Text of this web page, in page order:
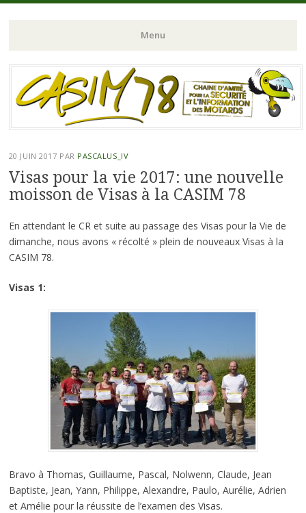
Menu
Aller
au
contenu
20 JUIN 2017 PAR PASCALUS_IV
Visas pour la vie 2017: une nouvelle
moisson de Visas à la CASIM 78
En attendant le CR et suite au passage des Visas pour la Vie de
dimanche, nous avons « récolté » plein de nouveaux Visas à la
CASIM 78.
Visas 1:
Bravo à Thomas, Guillaume, Pascal, Nolwenn, Claude, Jean
Baptiste, Jean, Yann, Philippe, Alexandre, Paulo, Aurélie, Adrien
et Amélie pour la réussite de l’examen des Visas.